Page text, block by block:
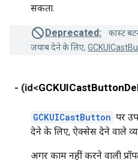
सकता.
Deprecated:
कास्ट
जवाब देने के लिए,
- (id<
GCKUICastButton पर
देने के लिए, ऐक्सेस देने वाले
अगर काम नहीं करने वाली